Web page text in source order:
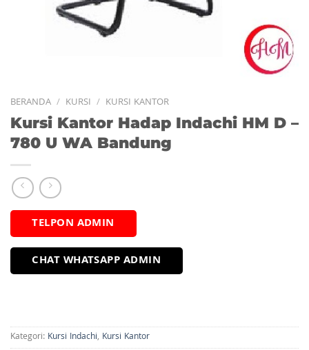
BERANDA / KURSI / KURSI KANTOR
Kursi Kantor Hadap Indachi HM D –
780 U WA Bandung
TELPON ADMIN
CHAT WHATSAPP ADMIN
Kategori: Kursi Indachi, Kursi Kantor